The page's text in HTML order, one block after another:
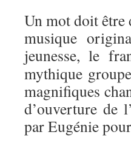
Un mot doit être
musique
jeunesse, le
mythique
magnifiques
d’ouverture de
par Eugénie